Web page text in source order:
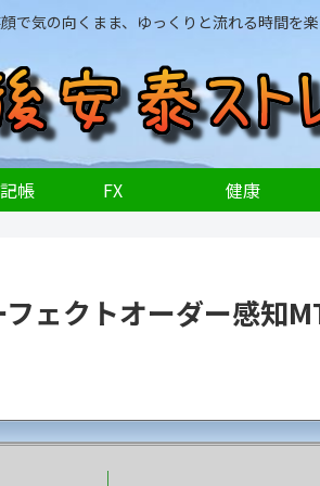
で気の向くまま、ゆっくりと流れる時間を
帳 FX 健康
ェクトオーダー感知